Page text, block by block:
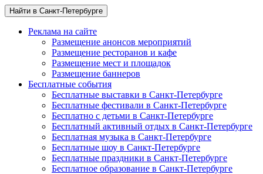
Найти в Санкт-Петербурге
Реклама на сайте
Размещение анонсов мероприятий
Размещение ресторанов и кафе
Размещение мест и площадок
Размещение баннеров
Бесплатные события
Бесплатные выставки в Санкт-Петербурге
Бесплатные фестивали в Санкт-Петербурге
Бесплатно с детьми в Санкт-Петербурге
Бесплатный активный отдых в Санкт-Петербурге
Бесплатная музыка в Санкт-Петербурге
Бесплатные шоу в Санкт-Петербурге
Бесплатные праздники в Санкт-Петербурге
Бесплатное образование в Санкт-Петербурге